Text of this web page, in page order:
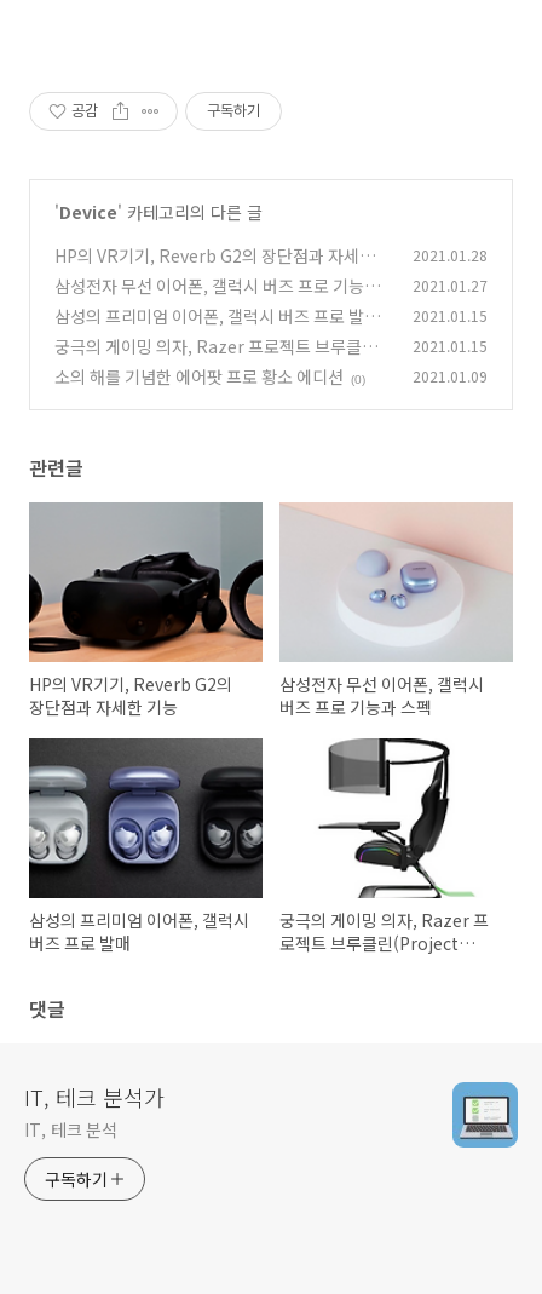
공감 구독하기
'Device' 카테고리의 다른 글
HP의 VR기기, Reverb G2의 장단점과 자세한
기능
(0)
2021.01.28
삼성전자 무선 이어폰, 갤럭시 버즈 프로 기능과
스펙
(0)
2021.01.27
삼성의 프리미엄 이어폰, 갤럭시 버즈 프로 발매
(0)
2021.01.15
궁극의 게이밍 의자, Razer 프로젝트 브루클린
(Project Brooklyn) (0)
2021.01.15
소의 해를 기념한 에어팟 프로 황소 에디션 (0) 2021.01.09
관련글
HP의 VR기기, Reverb G2의
장단점과 자세한 기능
삼성전자 무선 이어폰, 갤럭시
버즈 프로 기능과 스펙
삼성의 프리미엄 이어폰, 갤럭시
버즈 프로 발매
궁극의 게이밍 의자, Razer 프
로젝트 브루클린(Project
댓글
IT, 테크 분석가
IT, 테크 분석
구독하기